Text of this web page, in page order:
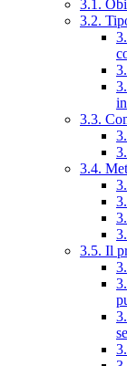
3.1.
3.2.
3.3.
3.4.
3.5. Il